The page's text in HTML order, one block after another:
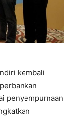
kembali
penyempurnaan